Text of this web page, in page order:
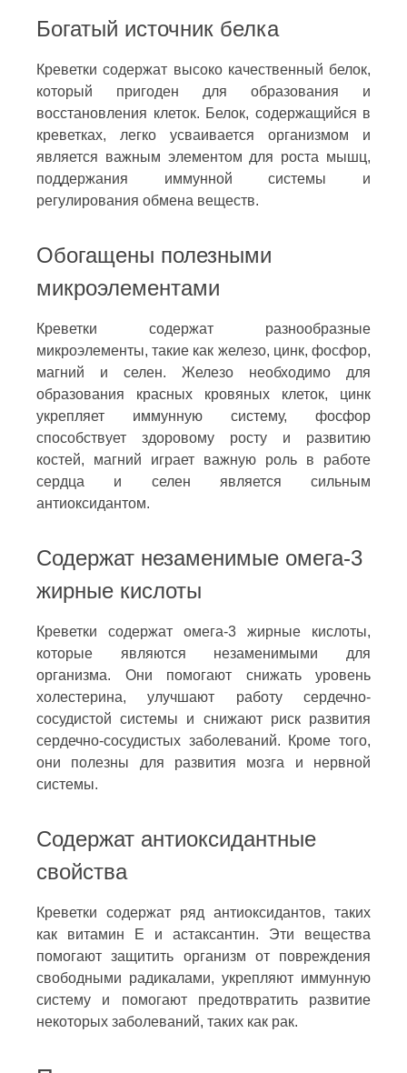
Богатый источник белка
Креветки содержат высоко качественный белок,
который пригоден для образования и
восстановления клеток. Белок, содержащийся в
креветках, легко усваивается организмом и
является важным элементом для роста мышц,
поддержания иммунной системы и
регулирования обмена веществ.
Обогащены полезными
микроэлементами
Креветки содержат разнообразные
микроэлементы, такие как железо, цинк, фосфор,
магний и селен. Железо необходимо для
образования красных кровяных клеток, цинк
укрепляет иммунную систему, фосфор
способствует здоровому росту и развитию
костей, магний играет важную роль в работе
сердца и селен является сильным
антиоксидантом.
Содержат незаменимые омега-3
жирные кислоты
Креветки содержат омега-3 жирные кислоты,
которые являются незаменимыми для
организма. Они помогают снижать уровень
холестерина, улучшают работу сердечно-
сосудистой системы и снижают риск развития
сердечно-сосудистых заболеваний. Кроме того,
они полезны для развития мозга и нервной
системы.
Содержат антиоксидантные
свойства
Креветки содержат ряд антиоксидантов, таких
как витамин E и астаксантин. Эти вещества
помогают защитить организм от повреждения
свободными радикалами, укрепляют иммунную
систему и помогают предотвратить развитие
некоторых заболеваний, таких как рак.